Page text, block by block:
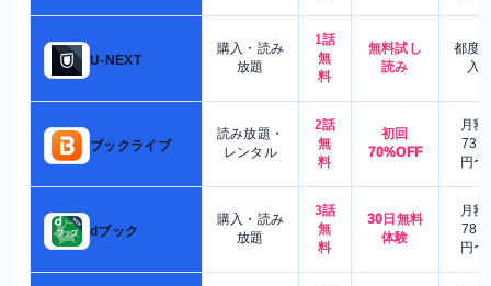
U-NEXT
購入・読み
放題
1話
無
料
無料試し
読み
都度
入
ブックライブ
読み放題・
レンタル
2話
無
料
初回
70%OFF
月額
730
円〜
dブック
購入・読み
放題
3話
無
料
30日無料
体験
月額
780
円〜